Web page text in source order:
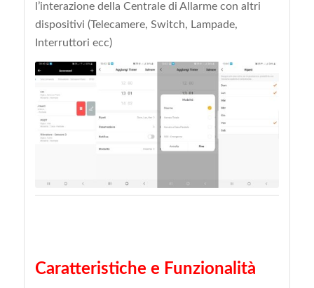
l’interazione della Centrale di Allarme con altri
dispositivi (Telecamere, Switch, Lampade,
Interruttori ecc)
Caratteristiche e Funzionalità